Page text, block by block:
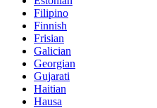
Filipino
Finnish
Frisian
Galician
Georgian
Gujarati
Haitian
Hausa